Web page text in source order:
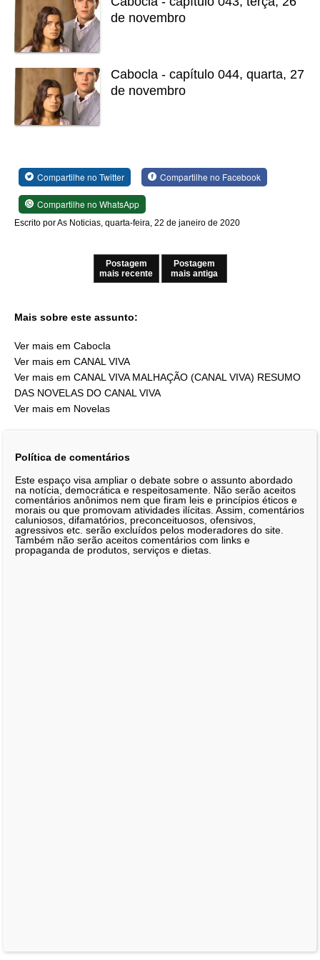
de novembro
Cabocla - capítulo 044, quarta, 27
de novembro
Compartilhe no Twitter Compartilhe no Facebook
Compartilhe no WhatsApp
Escrito por As Noticias, quarta-feira, 22 de janeiro de 2020
Postagem
mais recente
Postagem
mais antiga
Mais sobre este assunto:
Ver mais em Cabocla
Ver mais em CANAL VIVA
Ver mais em CANAL VIVA MALHAÇÃO (CANAL VIVA) RESUMO
DAS NOVELAS DO CANAL VIVA
Ver mais em Novelas
Política de comentários
Este espaço visa ampliar o debate sobre o assunto abordado
na notícia, democrática e respeitosamente. Não serão aceitos
comentários anônimos nem que firam leis e princípios éticos e
morais ou que promovam atividades ilícitas. Assim, comentários
caluniosos, difamatórios, preconceituosos, ofensivos,
agressivos etc. serão excluídos pelos moderadores do site.
Também não serão aceitos comentários com links e
propaganda de produtos, serviços e dietas.